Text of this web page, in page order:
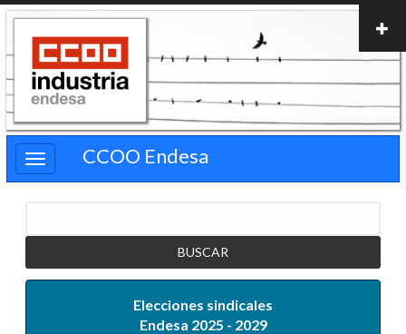
Pasar
contenido
principal
CCOO Endesa
Elecciones sindicales
Endesa 2025 - 2029